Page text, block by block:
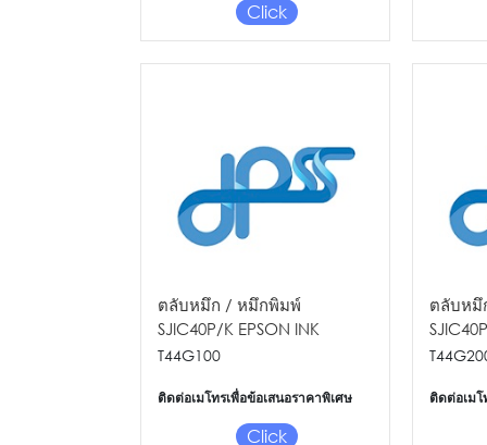
Click
Click
ตลับหมึก / หมึกพิมพ์
SJIC40P/K EPSON INK
CARTRIDGE(K) FOR CW-
T44G100
ติดต่อเมโทรเพื่อข้อเสนอราคาพิเศษ
ตลับห
ติดต่อเมโ